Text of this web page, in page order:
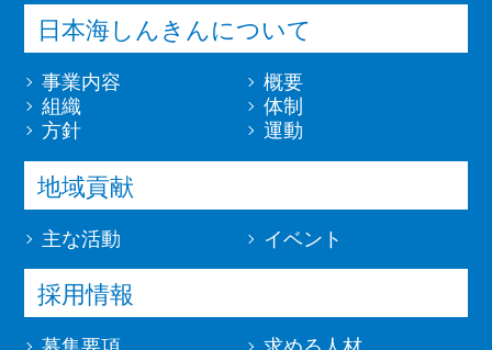
日本海しんきんについて
事業内容
概要
組織
体制
方針
運動
地域貢献
主な活動 イベント
採用情報